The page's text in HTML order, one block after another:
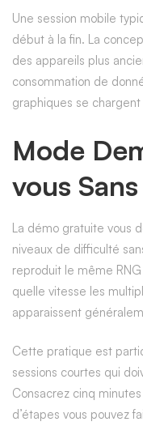
Une session mobile
début à la fin. La
des appareils plus
consommation de
graphiques se chargent
Mode
vous
La démo gratuite vous
niveaux de difficulté
reproduit le même
quelle vitesse les
apparaissent
Cette pratique est
sessions courtes qui
Consacrez cinq
d’étapes vous pouvez